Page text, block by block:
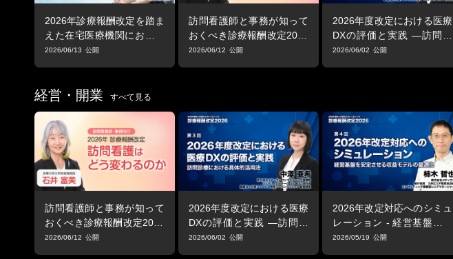
2026年診療報酬改定を踏ま
えた在宅医療機関における
BCP策定の実際
2026/06/13
訪問看護師と事務が知って
おくべき診療報酬改定2026
「2026年改定の全体像 ―
2026/06/12
2026年度改定における医療
DXの評価と実践 ―訪問診
療における具体的活用法
2026/06/02
経営・開業 すべて見る
訪問看護師と事務が知って
おくべき診療報酬改定2026
「2026年改定の全体像 ―
2026/06/12
2026年度改定における医療
DXの評価と実践 ―訪問診
療における具体的活用法
2026/06/02
2026年改定対応へのシミュ
レーション - 経営基盤を安
定させる収益モデルの最適
2026/05/19